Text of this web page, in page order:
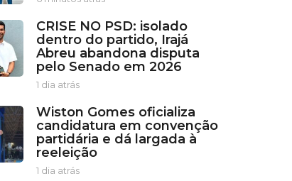
i
n
u
t
t
r
á
CRISE NO PSD: isolado
dentro do partido, Irajá
Abreu abandona disputa
pelo Senado em 2026
1 dia atrás
i
a
a
t
Wiston Gomes oficializa
candidatura em convenção
partidária e dá largada à
reeleição
1 dia atrás